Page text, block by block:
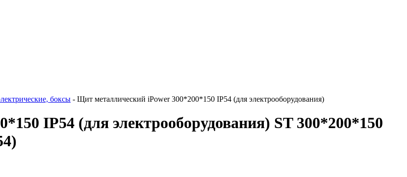
боксы - Щит металлический iPower 300*200*150 IP54 (для электрооборудования)
IP54 (для электрооборудования) ST 300*200*150